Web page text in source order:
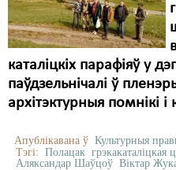
каталіцкіх парафіяў у
паўдзельнічалі ў
архітэктурныя помнікі і
Апублікавана ў Культурныя
Тэгі: Полацак грэкакаталіцкая
Аляксандар Шаўцоў Віктар